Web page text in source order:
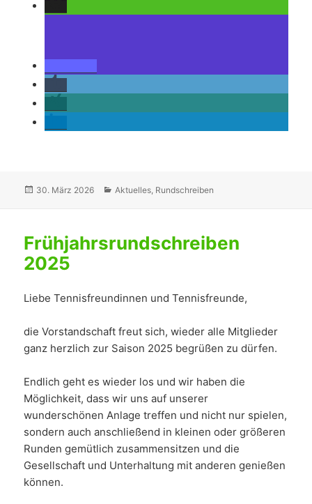
Veröffentlicht
30. März 2026 Kategorien
Aktuelles Rundschreiben
Frühjahrsrundschreiben
2025
Liebe Tennisfreundinnen und Tennisfreunde,
die Vorstandschaft freut sich, wieder alle Mitglieder
ganz herzlich zur Saison 2025 begrüßen zu dürfen.
Endlich geht es wieder los und wir haben die
Möglichkeit, dass wir uns auf unserer
wunderschönen Anlage treffen und nicht nur spielen,
sondern auch anschließend in kleinen oder größeren
Runden gemütlich zusammensitzen und die
Gesellschaft und Unterhaltung mit anderen genießen
können.